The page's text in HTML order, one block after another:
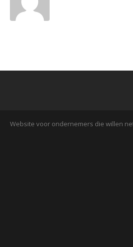
Website voor ondernemers die willen